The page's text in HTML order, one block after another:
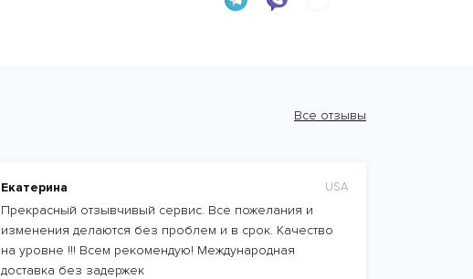
Все отзывы
Екатерина USA
Прекрасный отзывчивый сервис. Все пожелания и
изменения делаются без проблем и в срок. Качество
на уровне !!! Всем рекомендую! Международная
доставка без задержек